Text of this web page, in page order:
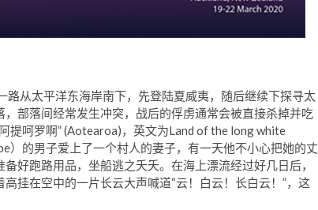
从太平洋东海岸南下，先登陆夏威夷，随后继续下探寻太
部落间经常发生冲突，战后的俘虏通常会被直接杀掉并吃
提呵罗啊” (Aotearoa)，英文为Land of the long white
）的男子爱上了一个村人的妻子，有一天他不小心把她的丈
好跑路用品，坐船逃之夭夭。在海上漂流经过好几日后，
挂在空中的一片长云大声喊道“云！白云！长白云！”，这